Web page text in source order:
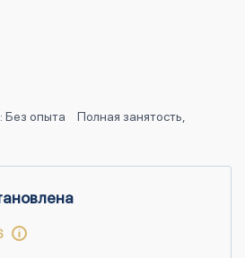
Без опыта
Полная занятость,